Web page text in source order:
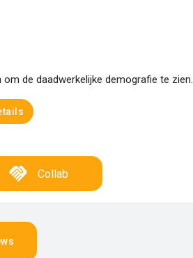
de daadwerkelijke demografie te zien.
Collab